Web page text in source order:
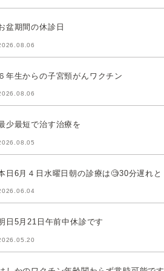
盆期間の休診日
年生からの子宮頸がんワクチン
少最短で治す治療を
日6月４日水曜日朝の診療は🧐30分遅れと
日5月21日午前中休診です